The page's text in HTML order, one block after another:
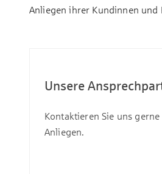
Anliegen ihrer Kundinnen und
Unsere
Kontaktieren Sie uns
Anliegen.